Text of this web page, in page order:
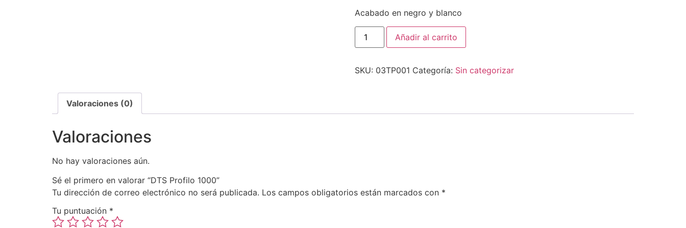
Acabado en negro y blanco
Añadir al carrito
SKU: 03TP001 Categoría: Sin categorizar
Valoraciones (0)
Valoraciones
No hay valoraciones aún.
Sé el primero en valorar “DTS Profilo 1000”
Tu dirección de correo electrónico no será publicada. Los campos obligatorios están marcados con *
Tu puntuación *